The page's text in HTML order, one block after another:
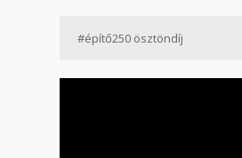
#építő250 ösztöndíj